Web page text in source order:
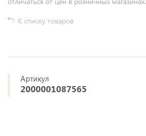
К списку товаров
Артикул
2000001087565